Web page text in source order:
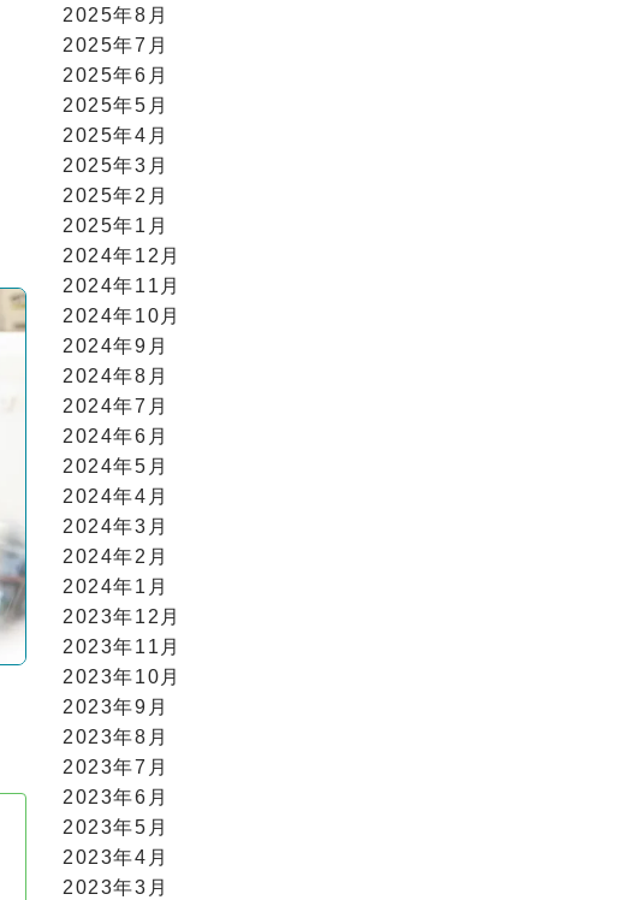
2025年8月
2025年7月
2025年6月
2025年5月
2025年4月
2025年3月
2025年2月
2025年1月
2024年12月
2024年11月
2024年10月
2024年9月
2024年8月
2024年7月
2024年6月
2024年5月
2024年4月
2024年3月
2024年2月
2024年1月
2023年12月
2023年11月
2023年10月
2023年9月
2023年8月
2023年7月
2023年6月
2023年5月
2023年4月
2023年3月